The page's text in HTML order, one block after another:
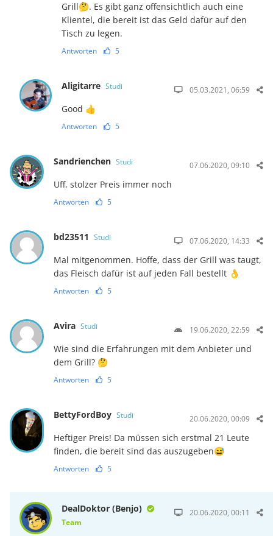
Grill🤔. Es gibt ganz offensichtlich auch eine
Klientel, die bereit ist das Geld dafür auf den
Tisch zu legen.
Antworten 5
Aligitarre Studi 05.03.2021, 06:59
Good 👍
Antworten 5
Sandrienchen Studi 07.06.2020, 09:10
Uff, stolzer Preis immer noch
Antworten 5
bd23511 Studi 07.06.2020, 14:33
Mal mitgenommen. Hoffe, dass der Grill was taugt,
das Fleisch dafür ist auf jeden Fall bestellt 👌
Antworten 5
Avira Studi 19.06.2020, 22:59
Wie sind die Erfahrungen mit dem Anbieter und
dem Grill? 🤔
Antworten 5
BettyFordBoy Studi 20.06.2020, 00:09
Heftiger Preis! Da müssen sich erstmal 21 Leute
finden, die bereit sind das auszugeben😅
Antworten 5
DealDoktor (Benjo)
Team
20.06.2020, 00:11